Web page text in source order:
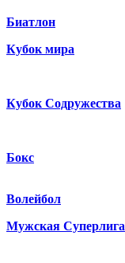
Биатлон
Кубок мира
Кубок Содружества
Бокс
Волейбол
Мужская Суперлига